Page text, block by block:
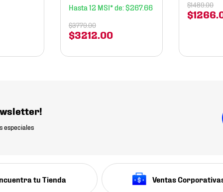
12
$267.66
$3212.00
$3779.00
$1266.
$1489.00
especiales
tu Tienda Ventas